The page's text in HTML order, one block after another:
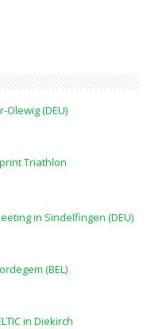
Olewig (DEU)
Triathlon
in Sindelfingen (DEU)
(BEL)
in Diekirch